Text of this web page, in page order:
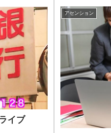
イブ
アセンション